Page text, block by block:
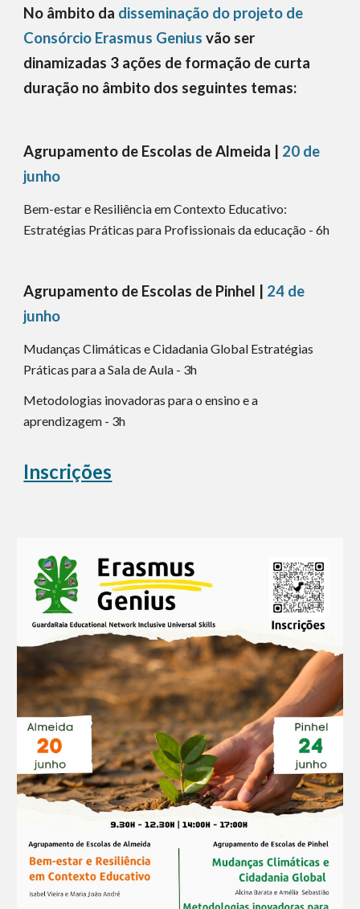
No âmbito da disseminação do projeto de
Consórcio Erasmus Genius vão ser
dinamizadas 3 ações de formação de curta
duração no âmbito dos seguintes temas:
Agrupamento de Escolas de Almeida | 20 de
junho
Bem-estar e Resiliência em Contexto Educativo:
Estratégias Práticas para Profissionais da educação - 6h
Agrupamento de Escolas de Pinhel | 24 de
junho
Mudanças Climáticas e Cidadania Global Estratégias
Práticas para a Sala de Aula - 3h
Metodologias inovadoras para o ensino e a
aprendizagem - 3h
Inscrições